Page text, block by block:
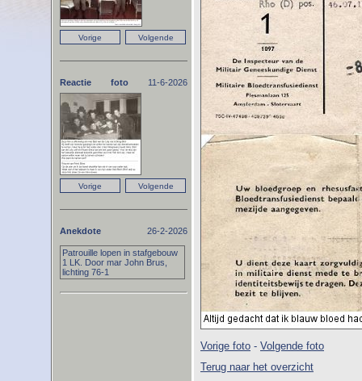
Vorige foto - Volgende foto
Terug naar het overzicht
Reactie foto 11-6-2026
Anekdote 26-2-2026
Patrouille lopen in stafgebouw
1 LK. Door mar John Brus,
lichting 76-1